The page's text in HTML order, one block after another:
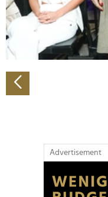
Wir verwenden
personalisieren,
zu können und die
analysieren.
Verwendung unserer
soziale Medien,
Partner führen diese
Advertisement